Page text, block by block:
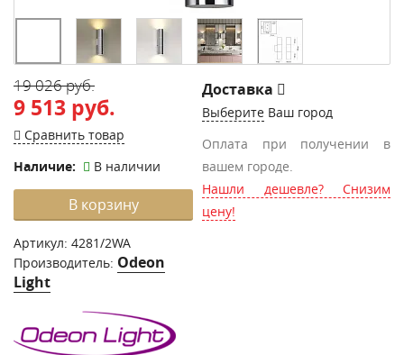
19 026 руб.
9 513 руб.
Сравнить товар
Наличие:
В наличии
В корзину
Артикул: 4281/2WA
Производитель: Odeon
Light
Доставка
Выберите Ваш город
Оплата при получении в
вашем городе.
Нашли дешевле? Снизим
цену!